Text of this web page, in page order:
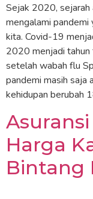
Sejak 2020, sejarah
mengalami pandemi
kita. Covid-19
2020 menjadi
setelah wabah flu
pandemi masih saja
kehidupan berubah
Harga
Bintang